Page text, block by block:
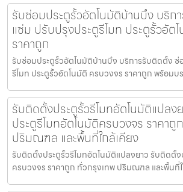
รับซ่อมประตูรั้วอัตโนมัติบ้านบึง บริก
แซ่ม ปรับปรุงประตูรีโมท ประตูรั้วอัต
ราคาถูก
รับซ่อมประตูรั้วอัตโนมัติบ้านบึง บริการรับติดตั้ง ซ่
รีโมท ประตูรั้วอัตโนมัติ ครบวงจร ราคาถูก พร้อมบร
รับติดตั้งประตูรั้วรีโมทอัตโนมัติแปลง
ประตูรีโมทอัตโนมัติครบวงจร ราคาถู
ปริมณฑล และพื้นที่ใกล้เคียง
รับติดตั้งประตูรั้วรีโมทอัตโนมัติแปลงยาว รับติดตั้ง
ครบวงจร ราคาถูก ทั่วกรุงเทพ ปริมณฑล และพื้นที่